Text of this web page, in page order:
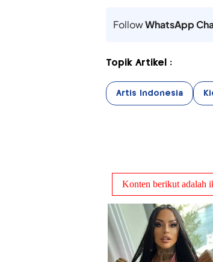
FollowWhatsApp
Topik Artikel :
Artis Indonesia